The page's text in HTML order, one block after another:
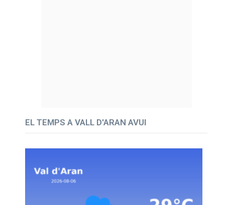
EL TEMPS A VALL D'ARAN AVUI